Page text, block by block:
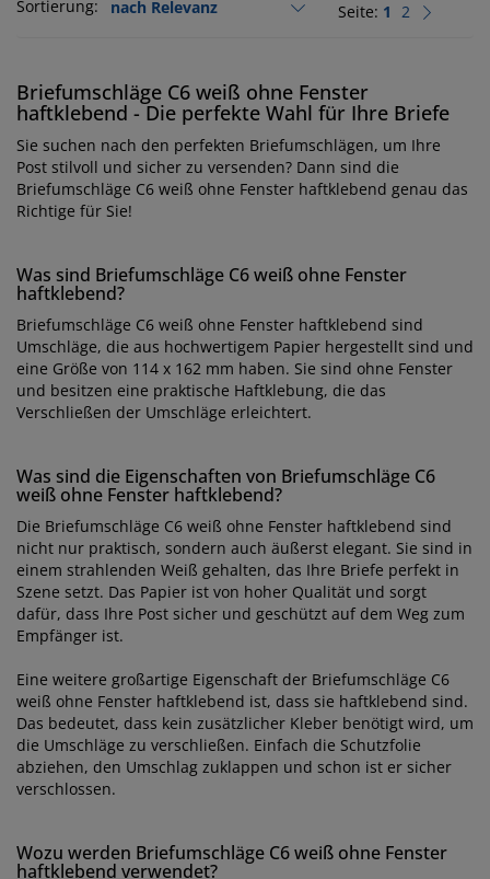
Sortierung: Seite: 1 2
Briefumschläge C6 weiß ohne Fenster
haftklebend - Die perfekte Wahl für Ihre Briefe
Sie suchen nach den perfekten Briefumschlägen, um Ihre
Post stilvoll und sicher zu versenden? Dann sind die
Briefumschläge C6 weiß ohne Fenster haftklebend genau das
Richtige für Sie!
Was sind Briefumschläge C6 weiß ohne Fenster
haftklebend?
Briefumschläge C6 weiß ohne Fenster haftklebend sind
Umschläge, die aus hochwertigem Papier hergestellt sind und
eine Größe von 114 x 162 mm haben. Sie sind ohne Fenster
und besitzen eine praktische Haftklebung, die das
Verschließen der Umschläge erleichtert.
Was sind die Eigenschaften von Briefumschläge C6
weiß ohne Fenster haftklebend?
Die Briefumschläge C6 weiß ohne Fenster haftklebend sind
nicht nur praktisch, sondern auch äußerst elegant. Sie sind in
einem strahlenden Weiß gehalten, das Ihre Briefe perfekt in
Szene setzt. Das Papier ist von hoher Qualität und sorgt
dafür, dass Ihre Post sicher und geschützt auf dem Weg zum
Empfänger ist.
Eine weitere großartige Eigenschaft der Briefumschläge C6
weiß ohne Fenster haftklebend ist, dass sie haftklebend sind.
Das bedeutet, dass kein zusätzlicher Kleber benötigt wird, um
die Umschläge zu verschließen. Einfach die Schutzfolie
abziehen, den Umschlag zuklappen und schon ist er sicher
verschlossen.
Wozu werden Briefumschläge C6 weiß ohne Fenster
haftklebend verwendet?